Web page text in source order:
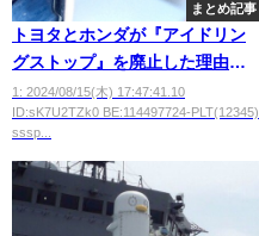
まとめ記事
トヨタとホンダが『アイドリン
グストップ』を廃止した理由ｗ
ｗｗｗｗｗｗ
1: 2024/08/15(木) 17:47:41.10
ID:sK7U2TZk0 BE:114497724-PLT(12345)
sssp...